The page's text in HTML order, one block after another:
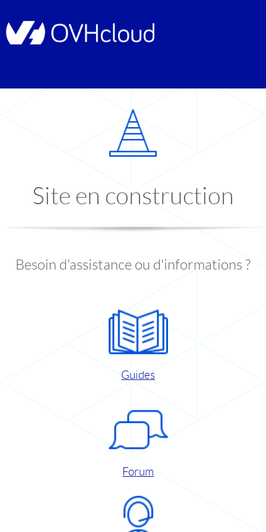
Site en construction
Besoin d'assistance ou d'informations ?
Guides
Forum